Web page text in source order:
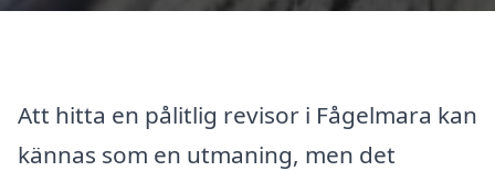
Att hitta en pålitlig revisor i Fågelmara kan
kännas som en utmaning, men det